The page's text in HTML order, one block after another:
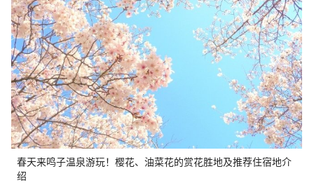
春天来鸣子温泉游玩！樱花、油菜花的赏花胜地及推荐住宿地介
绍